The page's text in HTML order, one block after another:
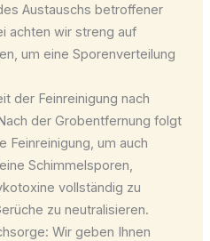
Austauschs betroffener
achten wir streng auf
um eine Sporenverteilung
der Feinreinigung nach
der Grobentfernung folgt
Feinreinigung, um auch
Schimmelsporen,
vollständig zu
zu neutralisieren.
Wir geben Ihnen